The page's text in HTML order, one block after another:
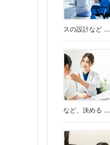
スの設計など ...
など、決める ...